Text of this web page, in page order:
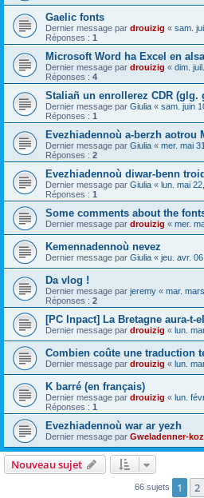
Gaelic fonts
Dernier message par drouizig « sam.
Réponses : 1
Microsoft Word ha Excel en
Dernier message par drouizig « dim.
Réponses : 4
Staliañ un enrollerez CDR (glg.
Dernier message par Giulia « sam. juin
Réponses : 1
Evezhiadennoù a-berzh aotrou
Dernier message par Giulia « mer. mai
Réponses : 2
Evezhiadennoù diwar-benn
Dernier message par Giulia « lun. mai
Réponses : 1
Some comments about the
Dernier message par drouizig « mer.
Kemennadennoù nevez
Dernier message par Giulia « jeu. avr.
Da vlog !
Dernier message par jeremy « mar.
Réponses : 2
[PC Inpact] La Bretagne aura-t-
Dernier message par drouizig « lun.
Combien coûte une traduction
Dernier message par drouizig « lun.
K barré (en français)
Dernier message par drouizig « lun.
Réponses : 1
Evezhiadennoù war ar yezh
Dernier message par Gweladenner-
Nouveau sujet
66 sujets 1 2